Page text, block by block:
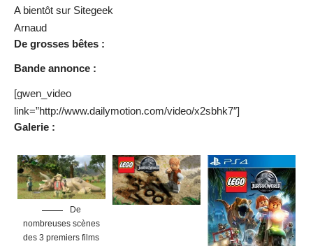
A bientôt sur Sitegeek
Arnaud
De grosses bêtes :
Bande annonce :
[gwen_video
link=”http://www.dailymotion.com/video/x2sbhk7″]
Galerie :
De
nombreuses scènes
des 3 premiers films